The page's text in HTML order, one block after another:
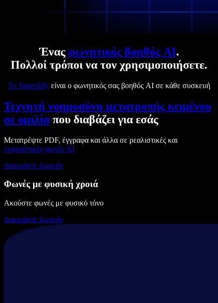
Ένας φωνητικός βοηθός AI.
Πολλοί τρόποι να τον χρησιμοποιήσετε.
Το Speechifyείναι ο φωνητικός σας βοηθός AI σε κάθε συσκευή
Τεχνητή νοημοσύνη μετατροπής κειμένου
σε ομιλία που διαβάζει για εσάς
Μετατρέψτε PDF, έγγραφα και άλλα σε ρεαλιστικές και
εκφραστικές φωνές AI
Δοκιμάστε δωρεάν
Φωνές με φυσική χροιά
Ακούστε φωνές με φυσικό τόνο
Δοκιμάστε δωρεάν